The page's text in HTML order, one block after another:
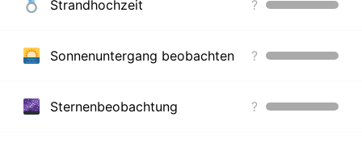
Strandhochzeit ?
Sonnenuntergang beobachten ?
Sternenbeobachtung ?